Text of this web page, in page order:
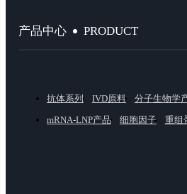
产品中心 PRODUCT
抗体系列 IVD原料 分子生物学
mRNA-LNP产品
细胞因子 重组